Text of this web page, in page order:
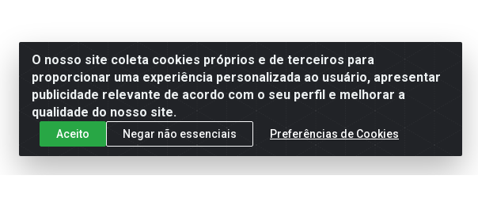
O nosso site coleta cookies próprios e de terceiros para
proporcionar uma experiência personalizada ao usuário, apresentar
publicidade relevante de acordo com o seu perfil e melhorar a
qualidade do nosso site.
Aceito Negar não essenciais Preferências de Cookies